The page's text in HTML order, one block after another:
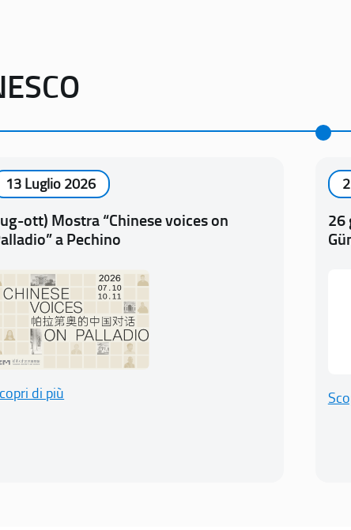
13 Luglio 2026
ott) Mostra “Chinese voices on
a Pechino
di più
26